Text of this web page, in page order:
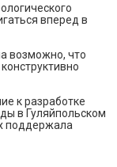
вперед в
возможно, что
к разработке
в Гуляйпольском
поддержала